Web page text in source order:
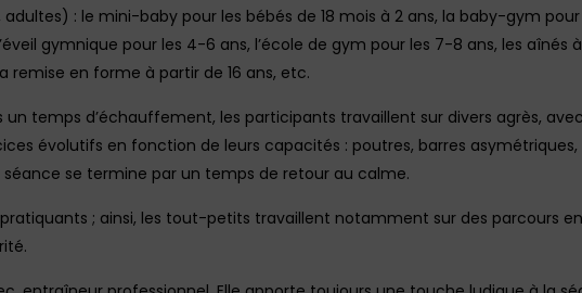
adultes) : le mini-baby pour les bébés de 18 mois à 2 ans, la baby-gym
gymnique pour les 4-6 ans, l’école de gym pour les 7-8 ans, les aînés
remise en forme à partir de 16 ans, etc.
un temps d’échauffement, les participants travaillent sur divers agrès,
évolutifs en fonction de leurs capacités : poutres, barres asymétriques,
se termine par un temps de retour au calme.
; ainsi, les tout-petits travaillent notamment sur des parcours